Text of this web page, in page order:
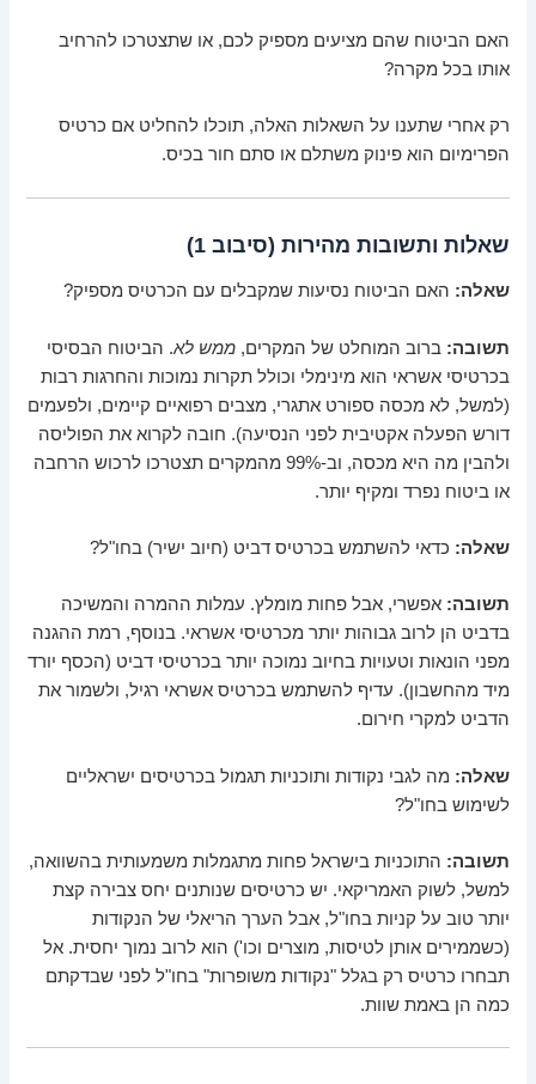
האם הביטוח שהם מציעים מספיק לכם, או שתצטרכו להרחיב
אותו בכל מקרה?
רק אחרי שתענו על השאלות האלה, תוכלו להחליט אם כרטיס
הפרימיום הוא פינוק משתלם או סתם חור בכיס.
שאלות ותשובות מהירות (סיבוב 1)
שאלה: האם הביטוח נסיעות שמקבלים עם הכרטיס מספיק?
תשובה: ברוב המוחלט של המקרים,ממש לא. הביטוח הבסיסי
בכרטיסי אשראי הוא מינימלי וכולל תקרות נמוכות והחרגות רבות
(למשל, לא מכסה ספורט אתגרי, מצבים רפואיים קיימים, ולפעמים
דורש הפעלה אקטיבית לפני הנסיעה). חובה לקרוא את הפוליסה
ולהבין מה היא מכסה, וב-99% מהמקרים תצטרכו לרכוש הרחבה
או ביטוח נפרד ומקיף יותר.
שאלה: כדאי להשתמש בכרטיס דביט (חיוב ישיר) בחו"ל?
תשובה: אפשרי, אבל פחות מומלץ. עמלות ההמרה והמשיכה
בדביט הן לרוב גבוהות יותר מכרטיסי אשראי. בנוסף, רמת ההגנה
מפני הונאות וטעויות בחיוב נמוכה יותר בכרטיסי דביט (הכסף יורד
מיד מהחשבון). עדיף להשתמש בכרטיס אשראי רגיל, ולשמור את
הדביט למקרי חירום.
שאלה: מה לגבי נקודות ותוכניות תגמול בכרטיסים ישראליים
לשימוש בחו"ל?
תשובה: התוכניות בישראל פחות מתגמלות משמעותית בהשוואה,
למשל, לשוק האמריקאי. יש כרטיסים שנותנים יחס צבירה קצת
יותר טוב על קניות בחו"ל, אבל הערך הריאלי של הנקודות
(כשממירים אותן לטיסות, מוצרים וכו') הוא לרוב נמוך יחסית. אל
תבחרו כרטיס רק בגלל "נקודות משופרות" בחו"ל לפני שבדקתם
כמה הן באמת שוות.